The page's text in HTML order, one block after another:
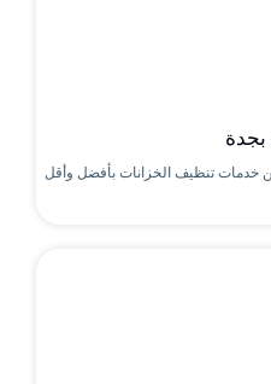
خدمات تنظيف الخزانات بأفضل وأقل